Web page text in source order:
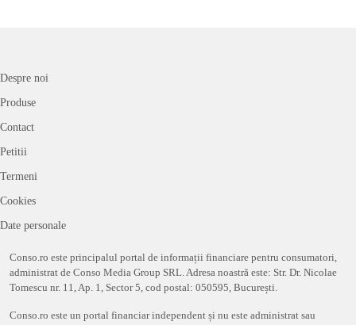
Despre noi
Produse
Contact
Petitii
Termeni
Cookies
Date personale
Conso.ro este principalul portal de informații financiare pentru consumatori,
administrat de Conso Media Group SRL. Adresa noastră este: Str. Dr. Nicolae
Tomescu nr. 11, Ap. 1, Sector 5, cod postal: 050595, București.
Conso.ro este un portal financiar independent și nu este administrat sau